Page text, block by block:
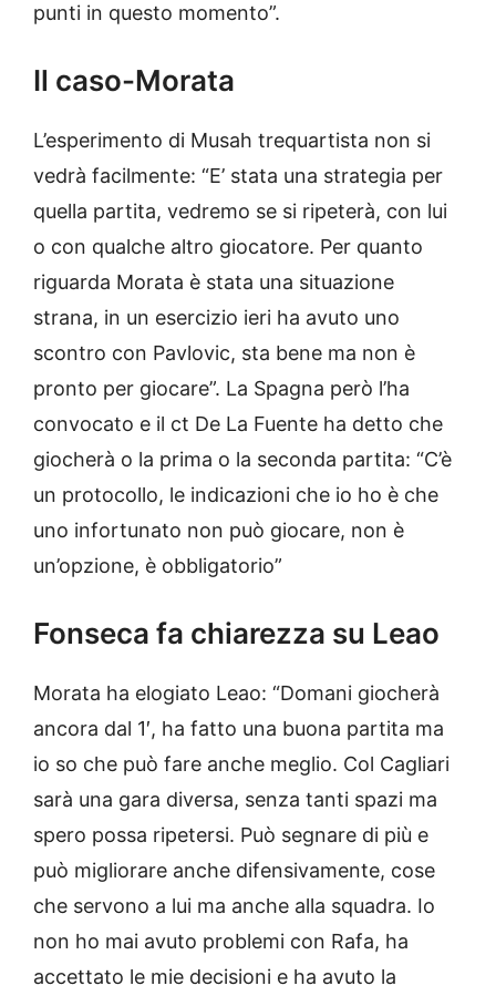
punti in questo momento”.
Il caso-Morata
L’esperimento di Musah trequartista non si
vedrà facilmente: “E’ stata una strategia per
quella partita, vedremo se si ripeterà, con lui
o con qualche altro giocatore. Per quanto
riguarda Morata è stata una situazione
strana, in un esercizio ieri ha avuto uno
scontro con Pavlovic, sta bene ma non è
pronto per giocare”. La Spagna però l’ha
convocato e il ct De La Fuente ha detto che
giocherà o la prima o la seconda partita: “C’è
un protocollo, le indicazioni che io ho è che
uno infortunato non può giocare, non è
un’opzione, è obbligatorio”
Fonseca fa chiarezza su Leao
Morata ha elogiato Leao: “Domani giocherà
ancora dal 1′, ha fatto una buona partita ma
io so che può fare anche meglio. Col Cagliari
sarà una gara diversa, senza tanti spazi ma
spero possa ripetersi. Può segnare di più e
può migliorare anche difensivamente, cose
che servono a lui ma anche alla squadra. Io
non ho mai avuto problemi con Rafa, ha
accettato le mie decisioni e ha avuto la